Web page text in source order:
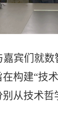
宾们就
构建“技
从技术